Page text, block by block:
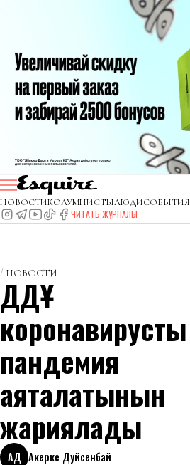
НОВОСТИКОЛУМНИСТЫЛЮДИСОБЫТИЯ
ЧИТАТЬ ЖУРНАЛЫ
НОВОСТИ
ДДҰ
коронавирустық
пандемия
аяқталатынын
жариялады
АД Акерке Дуйсенбай